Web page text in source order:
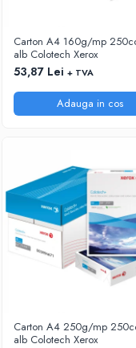
Carton A4 160g/mp
alb Colotech Xerox
53,87 Lei + TVA
Adauga in cos
Carton A4 250g/mp
alb Colotech Xerox